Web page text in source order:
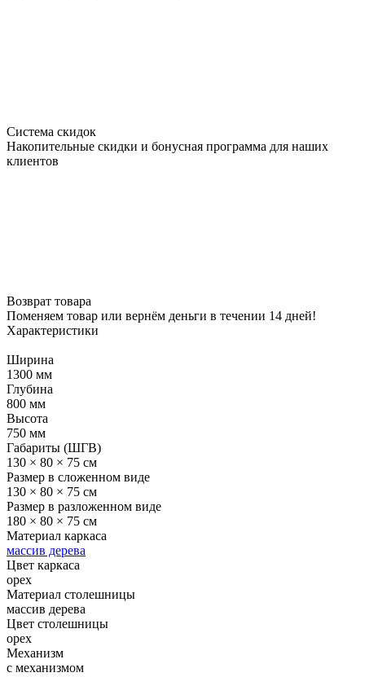
Система скидок
Накопительные скидки и бонусная программа для наших
клиентов
Возврат товара
Поменяем товар или вернём деньги в течении 14 дней!
Характеристики
Ширина
1300 мм
Глубина
800 мм
Высота
750 мм
Габариты (ШГВ)
130 × 80 × 75 см
Размер в сложенном виде
130 × 80 × 75 см
Размер в разложенном виде
180 × 80 × 75 см
Материал каркаса
массив дерева
Цвет каркаса
орех
Материал столешницы
массив дерева
Цвет столешницы
орех
Механизм
с механизмом